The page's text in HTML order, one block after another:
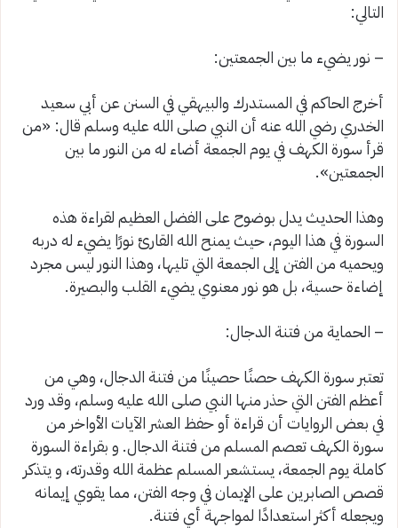
التالي:
– نور يضيء ما بين الجمعتين:
أخرج الحاكم في المستدرك والبيهقي في السنن عن أبي سعيد
الخدري رضي الله عنه أن النبي صلى الله عليه وسلم قال: «من
قرأ سورة الكهف في يوم الجمعة أضاء له من النور ما بين
الجمعتين».
وهذا الحديث يدل بوضوح على الفضل العظيم لقراءة هذه
السورة في هذا اليوم، حيث يمنح الله القارئ نورًا يضيء له دربه
ويحميه من الفتن إلى الجمعة التي تليها، وهذا النور ليس مجرد
إضاءة حسية، بل هو نور معنوي يضيء القلب والبصيرة.
– الحماية من فتنة الدجال:
تعتبر سورة الكهف حصنًا حصينًا من فتنة الدجال، وهي من
أعظم الفتن التي حذر منها النبي صلى الله عليه وسلم، وقد ورد
في بعض الروايات أن قراءة أو حفظ العشر الآيات الأواخر من
سورة الكهف تعصم المسلم من فتنة الدجال. و بقراءة السورة
كاملة يوم الجمعة، يستشعر المسلم عظمة الله وقدرته، و يتذكر
قصص الصابرين على الإيمان في وجه الفتن، مما يقوي إيمانه
ويجعله أكثر استعدادًا لمواجهة أي فتنة.